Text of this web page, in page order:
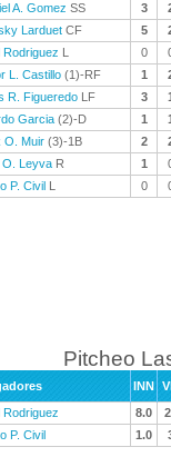
A. Gomez SS 3
Larduet CF 5
Rodriguez L 0
L. Castillo (1)-RF 1
R. Figueredo LF 3
Garcia (2)-D 1
O. Muir (3)-1B 2
O. Leyva R 1
P. Civil L 0
Pitcheo
INN
Rodriguez
8.0
P. Civil
1.0